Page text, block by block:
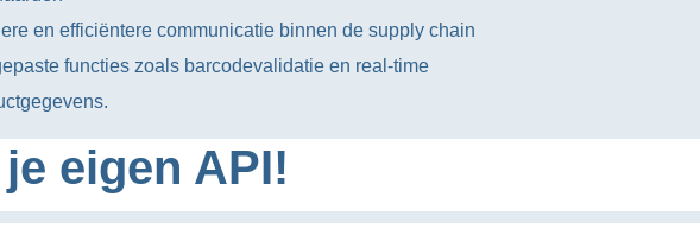
en efficiëntere communicatie binnen de supply chain
functies zoals barcodevalidatie en real-time
eigen API!